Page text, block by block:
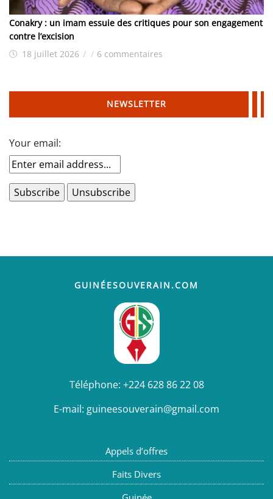
Conakry : un imam essuie des critiques pour son engagement
contre l’excision
18 juillet 2026 / / 6 commentaires
NEWSLETTER
Your email:
GUINÉESOUVERAIN.COM
Téléphone: +224 628 86 22 08
E-mail: guineesouverain@gmail.com
Appels d’offres
Faits Divers